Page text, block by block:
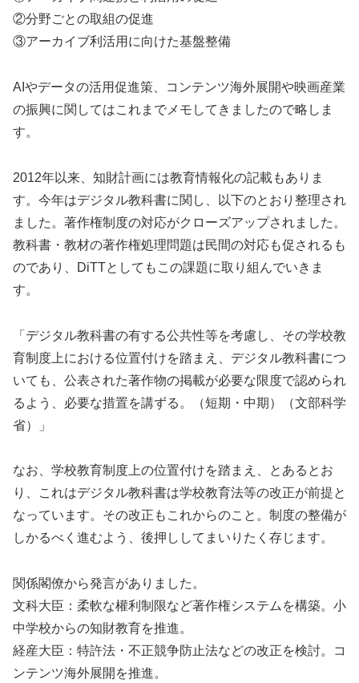
②分野ごとの取組の促進
③アーカイブ利活用に向けた基盤整備
AIやデータの活用促進策、コンテンツ海外展開や映画産業
の振興に関してはこれまでメモしてきましたので略しま
す。
2012年以来、知財計画には教育情報化の記載もありま
す。今年はデジタル教科書に関し、以下のとおり整理され
ました。著作権制度の対応がクローズアップされました。
教科書・教材の著作権処理問題は民間の対応も促されるも
のであり、DiTTとしてもこの課題に取り組んでいきま
す。
「デジタル教科書の有する公共性等を考慮し、その学校教
育制度上における位置付けを踏まえ、デジタル教科書につ
いても、公表された著作物の掲載が必要な限度で認められ
るよう、必要な措置を講ずる。（短期・中期）（文部科学
省）」
なお、学校教育制度上の位置付けを踏まえ、とあるとお
り、これはデジタル教科書は学校教育法等の改正が前提と
なっています。その改正もこれからのこと。制度の整備が
しかるべく進むよう、後押ししてまいりたく存じます。
関係閣僚から発言がありました。
文科大臣：柔軟な權利制限など著作権システムを構築。小
中学校からの知財教育を推進。
経産大臣：特許法・不正競争防止法などの改正を検討。コ
ンテンツ海外展開を推進。